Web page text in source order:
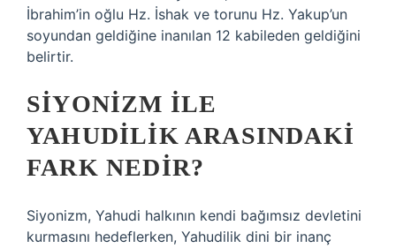
İbrahim’in oğlu Hz. İshak ve torunu Hz. Yakup’un
soyundan geldiğine inanılan 12 kabileden geldiğini
belirtir.
SIYONIZM ILE
YAHUDILIK ARASINDAKI
FARK NEDIR?
Siyonizm, Yahudi halkının kendi bağımsız devletini
kurmasını hedeflerken, Yahudilik dini bir inanç